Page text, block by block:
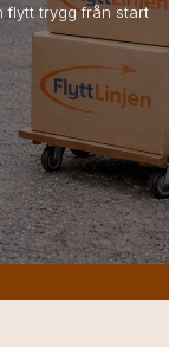
flytt trygg från start